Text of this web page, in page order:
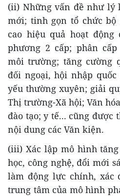
(ii) Những vấn đề như lý
mới; tinh gọn tổ chức bộ
cao hiệu quả hoạt
phương 2 cấp; phân
môi trường; tăng cường
đối ngoại, hội nhập
yếu thường xuyên; giải
Thị trường-Xã hội; Văn
đào tạo; y tế... cũng được
nội dung các Văn kiện.
(iii) Xác lập mô hình
học, công nghệ, đổi mới
làm động lực chính, xác
trung tâm của mô hình